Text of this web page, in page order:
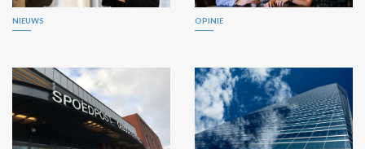
NIEUWS OPINIE